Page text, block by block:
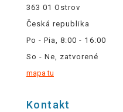
363 01 Ostrov
Česká republika
Po - Pia, 8:00 - 16:00
So - Ne, zatvorené
mapa tu
Kontakt